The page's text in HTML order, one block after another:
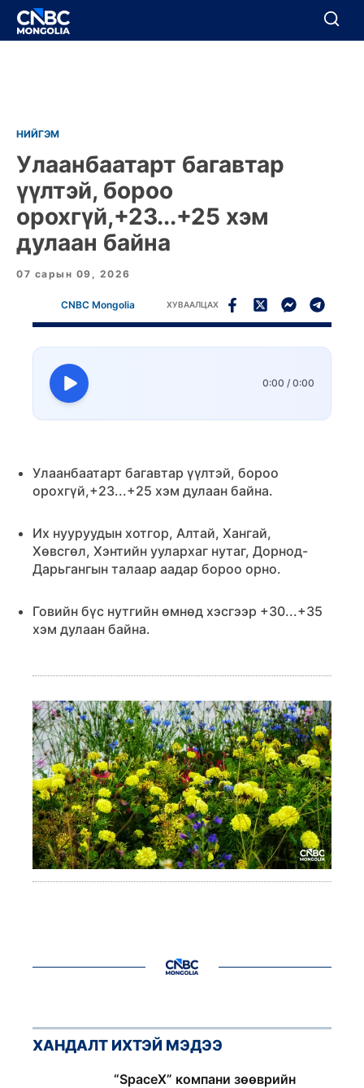
BREAKING
Цуцлах
НИЙГЭМ
Улаанбаатарт багавтар
үүлтэй, бороо
орохгүй,+23...+25 хэм
дулаан байна
07 сарын 09, 2026
CNBC Mongolia ХУВААЛЦАХ
0:00 / 0:00
Улаанбаатарт багавтар үүлтэй, бороо
орохгүй,+23...+25 хэм дулаан байна.
Их нууруудын хотгор, Алтай, Хангай,
Хөвсгөл, Хэнтийн уулархаг нутаг, Дорнод-
Дарьгангын талаар аадар бороо орно.
Говийн бүс нутгийн өмнөд хэсгээр +30...+35
хэм дулаан байна.
ХАНДАЛТ ИХТЭЙ МЭДЭЭ
“SpaceX” компани зөөврийн